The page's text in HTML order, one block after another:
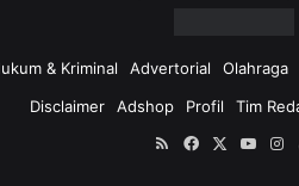
& Kriminal Advertorial Olahraga
Disclaimer
Adshop Profil Tim
RSSFacebook